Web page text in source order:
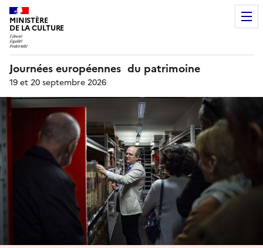
MINISTÈRE
DE LA CULTURE
Journées européennes du patrimoine
19 et 20 septembre 2026